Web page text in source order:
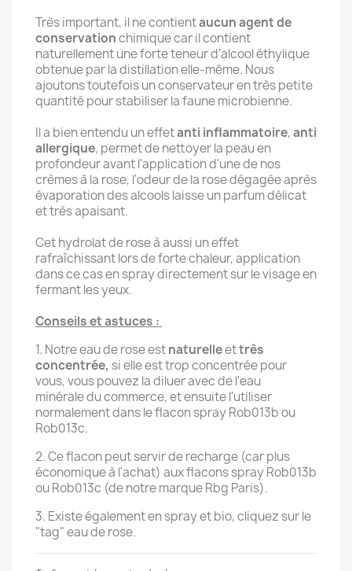
Très important, il ne contientaucun agent de
conservationchimique car il contient
naturellement une forte teneur d'alcool éthylique
obtenue par la distillation elle-même. Nous
ajoutons toutefois un conservateur en très petite
quantité pour stabiliser la faune microbienne.
Il a bien entendu un effetanti inflammatoire,anti
allergique, permet de nettoyer la peau en
profondeur avant l'application d'une de nos
crèmes à la rose, l'odeur de la rose dégagée après
évaporation des alcools laisse un parfum délicat
et très apaisant.
Cet hydrolat de rose à aussi un effet
rafraîchissant lors de forte chaleur, application
dans ce cas en spray directement sur le visage en
fermant les yeux.
Conseils et astuces :
1. Notre eau de rose estnaturelleettrès
concentrée, si elle est trop concentrée pour
vous, vous pouvez la diluer avec de l'eau
minérale du commerce, et ensuite l'utiliser
normalement dans le flacon spray Rob013b ou
Rob013c.
2. Ce flacon peut servir de recharge (car plus
économique à l'achat) aux flacons spray Rob013b
ou Rob013c (de notre marque Rbg Paris).
3. Existe également en spray et bio, cliquez sur le
"tag" eau de rose.